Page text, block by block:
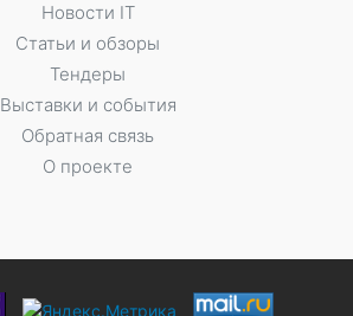
Новости IT
Статьи и обзоры
Тендеры
Выставки и события
Обратная связь
О проекте